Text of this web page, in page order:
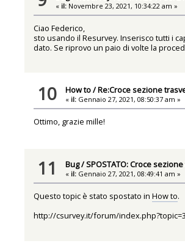
« il: Novembre 23, 2021, 10:34:22 am »
Ciao Federico,
sto usando il Resurvey. Inserisco tutti i
dato. Se riprovo un paio di volte la
10 How to/Re:Croce sezione
« il: Gennaio 27, 2021, 08:50:37 am »
Ottimo, grazie mille!
11 Bug/SPOSTATO: Croce
« il: Gennaio 27, 2021, 08:49:41 am »
Questo topic è stato spostato inHow to.
http://csurvey.it/forum/